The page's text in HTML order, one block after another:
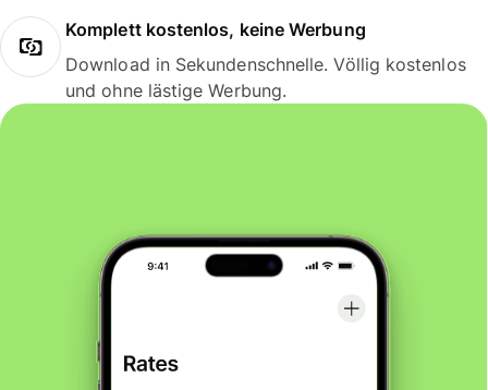
Komplett kostenlos, keine Werbung
Download in Sekundenschnelle. Völlig kostenlos
und ohne lästige Werbung.